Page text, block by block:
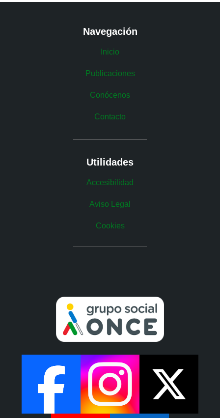
Navegación
Inicio
Publicaciones
Conócenos
Contacto
Utilidades
Accesibilidad
Aviso Legal
Cookies